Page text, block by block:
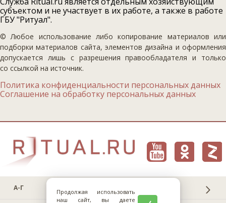
А-Г
субъектом и не участвует в их работе, а также в работе
ГБУ "Ритуал".
© Любое использование либо копирование материалов или
подборки материалов сайта, элементов дизайна и оформления
допускается лишь с разрешения правообладателя и только
со ссылкой на источник.
Политика конфиденциальности персональных данных
Соглашение на обработку персональных данных
Продолжая использовать
наш сайт, вы даете